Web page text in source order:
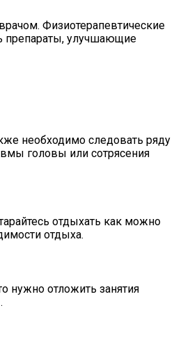
Физиотерапевтические
препараты, улучшающие
необходимо следовать ряду
головы или сотрясения
отдыхать как можно
отдыха.
нужно отложить занятия